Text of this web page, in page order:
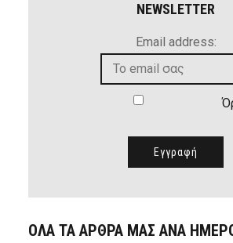
NEWSLETTER
Email address:
ΟΛΑ ΤΑ ΑΡΘΡΑ ΜΑΣ ΑΝΑ